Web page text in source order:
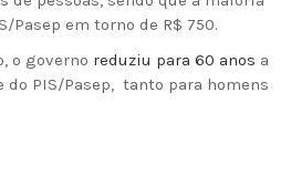
Pasep em torno de R$ 750.
o governo reduziu para 60 anos a
PIS/Pasep, tanto para homens